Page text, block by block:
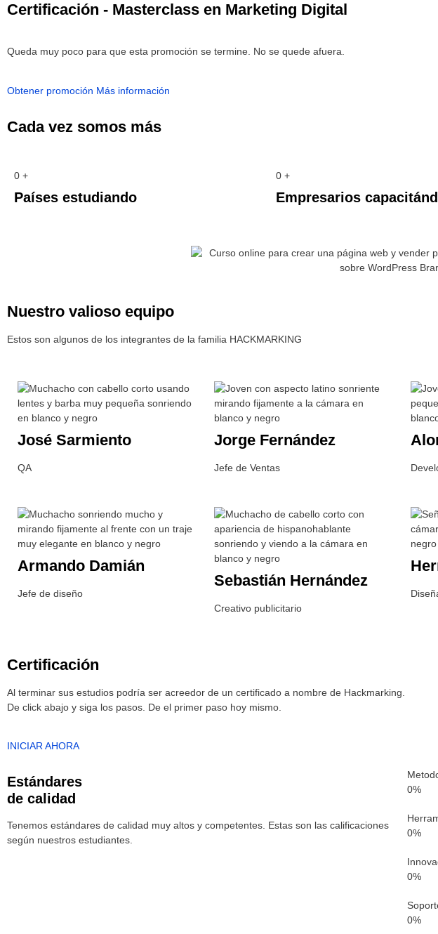
Certificación - Masterclass en Marketing Digital
Queda muy poco para que esta promoción se termine. No se quede afuera.
Obtener promoción Más información
Cada vez somos más
0 +
Países estudiando
0 +
Empresarios
Nuestro valioso equipo
Estos son algunos de los integrantes de la familia HACKMARKING
José Sarmiento
QA
Jorge Fernández
Jefe de Ventas
Armando Damián
Jefe de diseño
Sebastián Hernández
Creativo publicitario
Certificación
Al terminar sus estudios podría ser acreedor de un certificado a nombre de Hackmarking.
De click abajo y siga los pasos. De el primer paso hoy mismo.
INICIAR AHORA
Estándares
de calidad
Tenemos estándares de calidad muy altos y competentes. Estas son las calificaciones
según nuestros estudiantes.
0%
0%
0%
0%